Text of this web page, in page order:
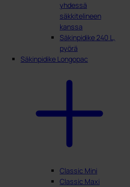
yhdessä
säkkitelineen
kanssa
Säkinpidike 240 L,
pyörä
Säkinpidike Longopac
Classic Mini
Classic Maxi